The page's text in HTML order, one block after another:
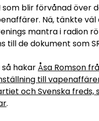
som blir förvånad över
Nä, tänkte
mantra i radion
till de dokument som
hakarÅsa Romson
till
och Svenska freds,
.